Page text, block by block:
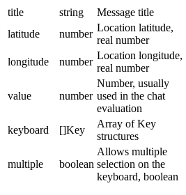
title
string Message title
latitude
number
Location latitude,
real number
longitude
number
Location longitude,
real number
value number
Number, usually
used in the chat
evaluation
keyboard []Key
Array of Key
structures
multiple boolean
Allows multiple
selection on the
keyboard, boolean